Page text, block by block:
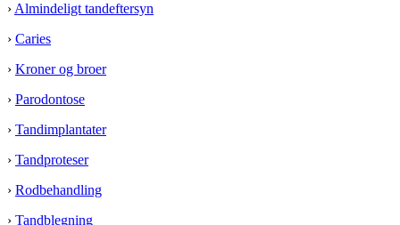
› Almindeligt tandeftersyn
› Caries
› Kroner og broer
› Parodontose
› Tandimplantater
› Tandproteser
› Rodbehandling
› Tandblegning